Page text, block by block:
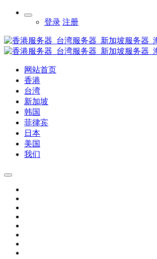
登录 注册
网站首页
香港
台湾
新加坡
韩国
菲律宾
日本
美国
我们